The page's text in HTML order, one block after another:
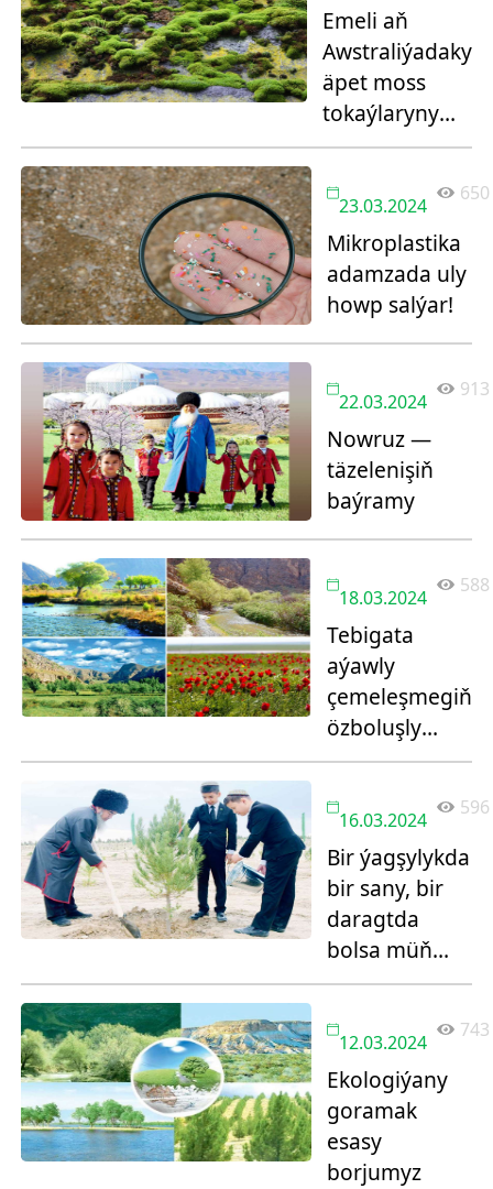
Emeli aň
Awstraliýadaky
äpet moss
tokaýlaryny
goraýar
23.03.2024
650
Mikroplastika
adamzada uly
howp salýar!
22.03.2024
913
Nowruz —
täzelenişiň
baýramy
18.03.2024
588
Tebigata
aýawly
çemeleşmegiň
özboluşly
ýörelgesi
16.03.2024
596
Bir ýagşylykda
bir sany, bir
daragtda
bolsa müň
sogap bar
12.03.2024
743
Ekologiýany
goramak
esasy
borjumyz